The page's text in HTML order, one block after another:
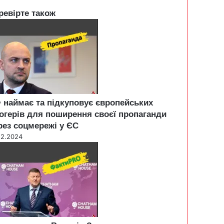
також
та підкуповує європейських
для поширення своєї пропаганди
соцмережі у ЄС